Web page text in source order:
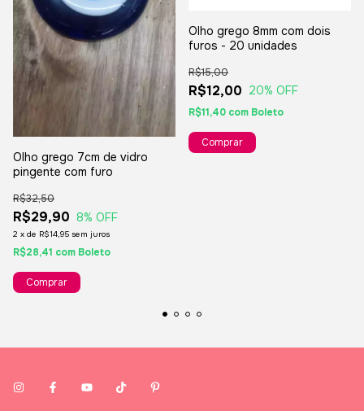
Olho grego 7cm de vidro
pingente com furo
R$29,90
R$32,50
8% OFF
2 x de R$14,95 sem juros
R$28,41 com Boleto
Olho grego 8mm com dois
furos - 20 unidades
R$12,00
R$15,00
20% OFF
R$11,40 com Boleto